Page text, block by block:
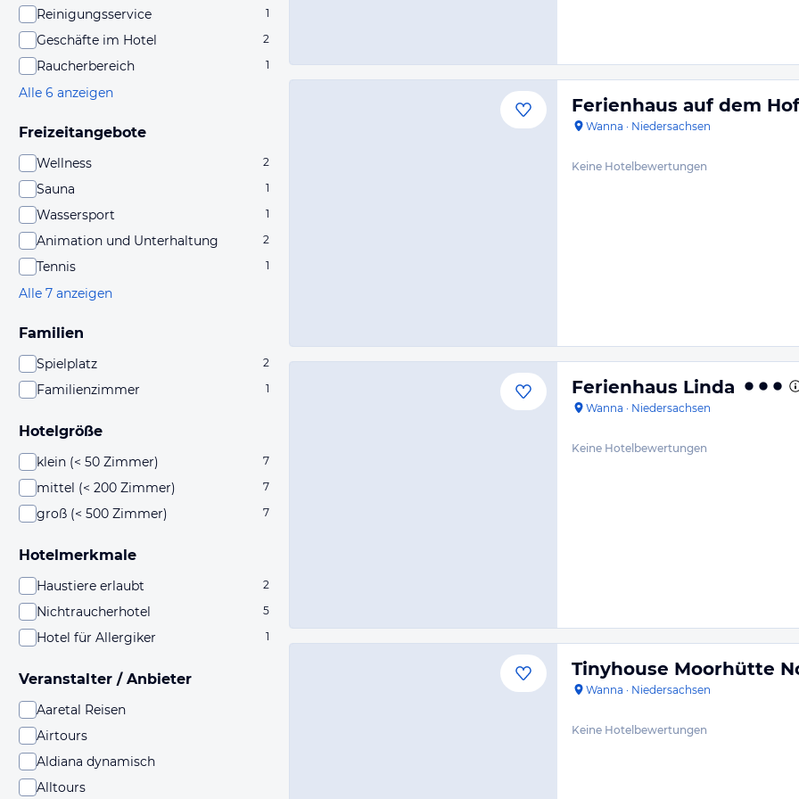
Reinigungsservice 1
Geschäfte im Hotel 2
Raucherbereich 1
Alle 6 anzeigen
Freizeitangebote
Wellness 2
Sauna 1
Wassersport 1
Animation und Unterhaltung 2
Tennis 1
Alle 7 anzeigen
Familien
Spielplatz 2
Familienzimmer 1
Hotelgröße
klein (< 50 Zimmer) 7
mittel (< 200 Zimmer) 7
groß (< 500 Zimmer) 7
Hotelmerkmale
Haustiere erlaubt 2
Nichtraucherhotel 5
Hotel für Allergiker 1
Veranstalter / Anbieter
Aaretal Reisen
Airtours
Aldiana dynamisch
Alltours
Ferienhaus auf dem Hof
Wanna · Niedersachsen
Keine Hotelbewertungen
Ferienhaus Linda
Wanna · Niedersachsen
Keine Hotelbewertungen
Tinyhouse Moorhütte
Wanna · Niedersachsen
Keine Hotelbewertungen